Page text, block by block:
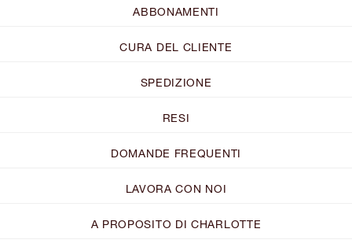
ABBONAMENTI
CURA DEL CLIENTE
SPEDIZIONE
RESI
DOMANDE FREQUENTI
LAVORA CON NOI
A PROPOSITO DI CHARLOTTE